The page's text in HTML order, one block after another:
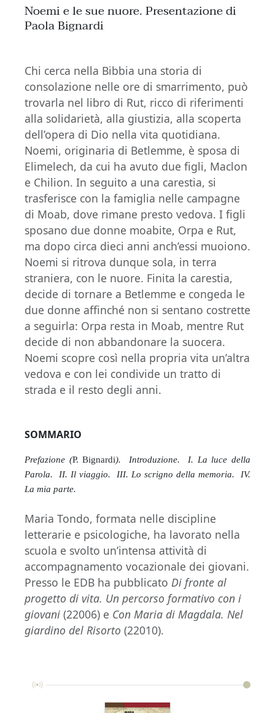
Noemi e le sue nuore. Presentazione di
Paola Bignardi
Chi cerca nella Bibbia una storia di
consolazione nelle ore di smarrimento, può
trovarla nel libro di Rut, ricco di riferimenti
alla solidarietà, alla giustizia, alla scoperta
dell’opera di Dio nella vita quotidiana.
Noemi, originaria di Betlemme, è sposa di
Elimelech, da cui ha avuto due figli, Maclon
e Chilion. In seguito a una carestia, si
trasferisce con la famiglia nelle campagne
di Moab, dove rimane presto vedova. I figli
sposano due donne moabite, Orpa e Rut,
ma dopo circa dieci anni anch’essi muoiono.
Noemi si ritrova dunque sola, in terra
straniera, con le nuore. Finita la carestia,
decide di tornare a Betlemme e congeda le
due donne affinché non si sentano costrette
a seguirla: Orpa resta in Moab, mentre Rut
decide di non abbandonare la suocera.
Noemi scopre così nella propria vita un’altra
vedova e con lei condivide un tratto di
strada e il resto degli anni.
SOMMARIO
Prefazione (P. Bignardi). Introduzione. I. La luce della
Parola. II. Il viaggio. III. Lo scrigno della memoria. IV.
La mia parte.
Maria Tondo, formata nelle discipline
letterarie e psicologiche, ha lavorato nella
scuola e svolto un’intensa attività di
accompagnamento vocazionale dei giovani.
Presso le EDB ha pubblicato Di fronte al
progetto di vita. Un percorso formativo con i
giovani (22006) e Con Maria di Magdala. Nel
giardino del Risorto (22010).